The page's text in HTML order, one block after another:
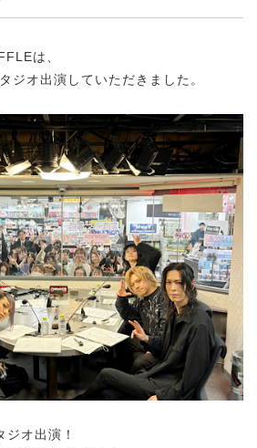
は、
ジオ出演していただきました。
オ出演！